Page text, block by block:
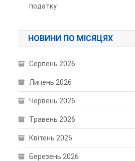
податку
НОВИНИ ПО МІСЯЦЯХ
Серпень 2026
Липень 2026
Червень 2026
Травень 2026
Квітень 2026
Березень 2026